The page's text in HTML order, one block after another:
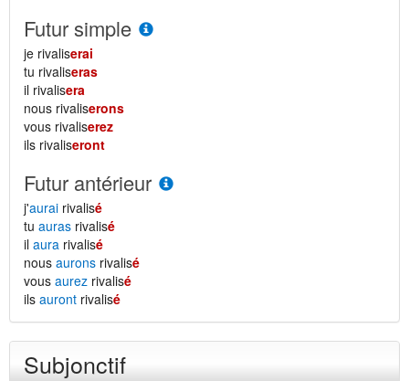
Futur simple
je rivaliserai
tu rivaliseras
il rivalisera
nous rivaliserons
vous rivaliserez
ils rivaliseront
Futur antérieur
j'aurai rivalisé
tu auras rivalisé
il aura rivalisé
nous aurons rivalisé
vous aurez rivalisé
ils auront rivalisé
Subjonctif